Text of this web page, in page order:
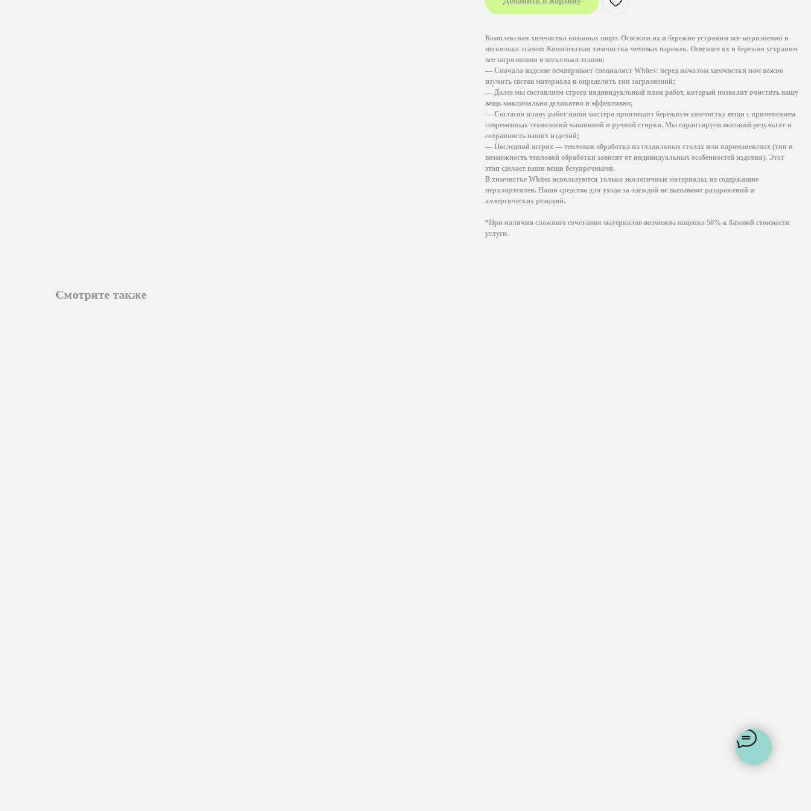
Комплексная химчистка кожаных шорт. Освежим их и бережно устраним все загрязнения в
несколько этапов: Комплексная химчистка меховых варежек. Освежим их и бережно устраним
все загрязнения в несколько этапов:
— Сначала изделие осматривает специалист Whites: перед началом химчистки нам важно
изучить состав материала и определить тип загрязнений;
— Далее мы составляем строго индивидуальный план работ, который позволит очистить вашу
вещь максимально деликатно и эффективно;
— Согласно плану работ наши мастера производят бережную химчистку вещи с применением
современных технологий машинной и ручной стирки. Мы гарантируем высокий результат и
сохранность ваших изделий;
— Последний штрих — тепловая обработка на гладильных столах или пароманекенах (тип и
возможность тепловой обработки зависят от индивидуальных особенностей изделия). Этот
этап сделает ваши вещи безупречными.
В химчистке Whites используются только экологичные материалы, не содержащие
перхлорэтилен. Наши средства для ухода за одеждой не вызывают раздражений и
аллергических реакций.
*При наличии сложного сочетания материалов возможна наценка 50% к базовой стоимости
услуги.
Смотрите также